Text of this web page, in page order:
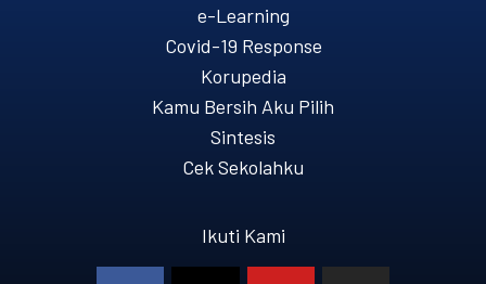
e-Learning
Covid-19 Response
Korupedia
Kamu Bersih Aku Pilih
Sintesis
Cek Sekolahku
Ikuti Kami